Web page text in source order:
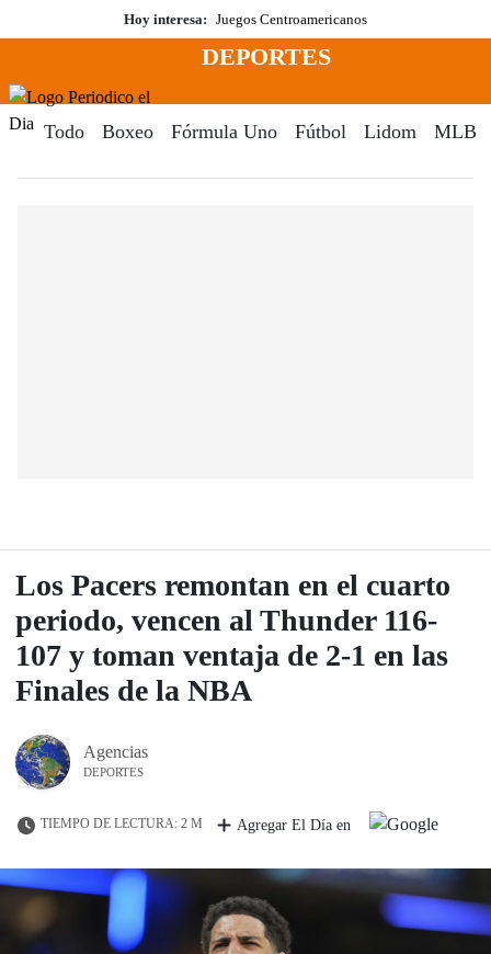
al
Hoy interesa: Juegos Centroamericanos
Menú
DEPORTES
Todo Boxeo Fórmula Uno Fútbol Lidom MLB
Los Pacers remontan en el cuarto
periodo, vencen al Thunder 116-
107 y toman ventaja de 2-1 en las
Finales de la NBA
Agencias
DEPORTES
TIEMPO DE LECTURA: 2 M Agregar El Día en